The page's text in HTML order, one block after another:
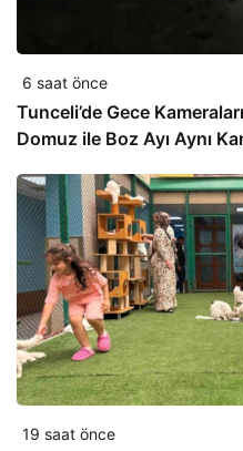
6 saat önce
Tunceli’de Gece
Domuz ile Boz Ayı Aynı
19 saat önce